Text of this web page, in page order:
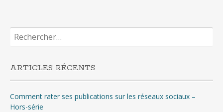
Rechercher :
ARTICLES RÉCENTS
Comment rater ses publications sur les réseaux sociaux –
Hors-série